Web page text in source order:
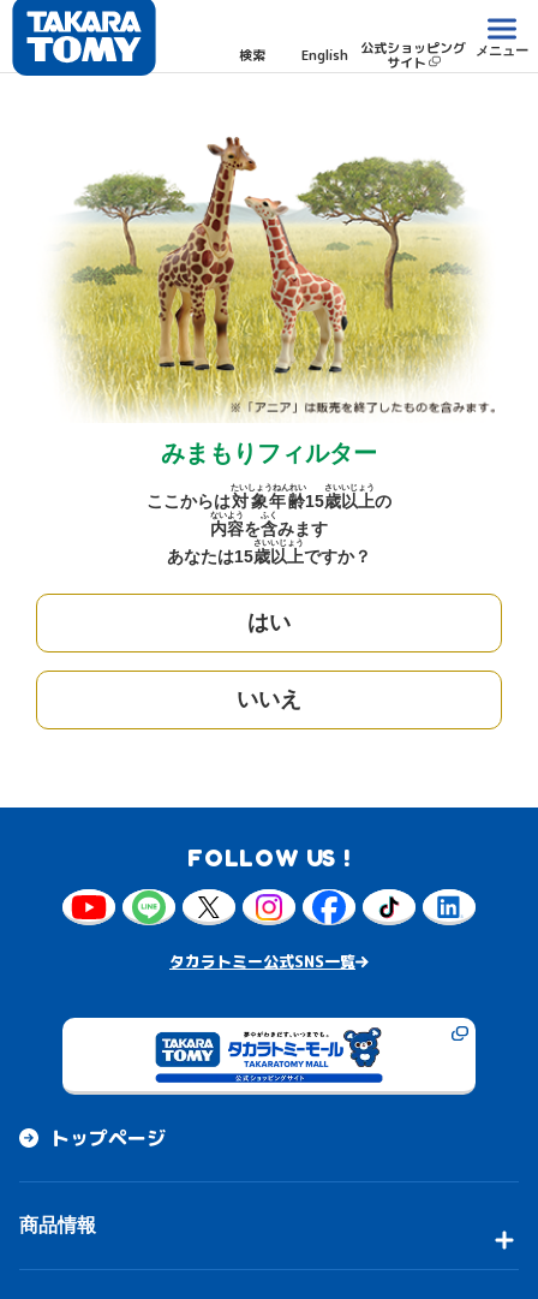
検索 English 公式ショッピング
サイト
メニュー
みまもりフィルター
ここからは対象年齢
たいしょうねんれい
15歳
さい
以上
いじょう
の
内容
ないよう
を含
ふく
みます
あなたは15歳
さい
以上
いじょう
ですか？
はい
いいえ
FOLLOW US !
タカラトミー公式SNS一覧
トップページ
商品情報